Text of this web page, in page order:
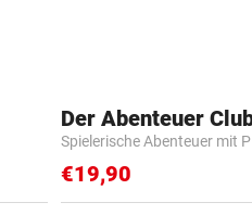
Der Abenteuer
Spielerische Abenteuer mit
€19,90